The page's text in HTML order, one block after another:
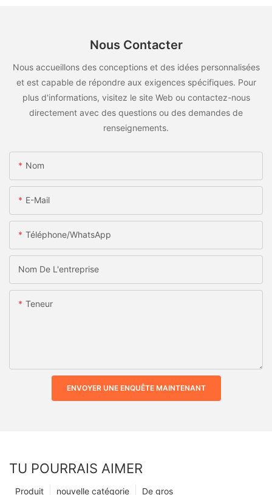
Nous Contacter
Nous accueillons des conceptions et des idées personnalisées
et est capable de répondre aux exigences spécifiques. Pour
plus d'informations, visitez le site Web ou contactez-nous
directement avec des questions ou des demandes de
renseignements.
Nom
E-Mail
Téléphone/WhatsApp
Nom De L'entreprise
Teneur
ENVOYER UNE ENQUÊTE MAINTENANT
TU POURRAIS AIMER
De gros
nouvelle catégorie
Produit